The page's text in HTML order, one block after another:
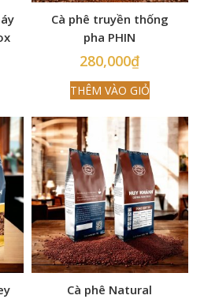
Cà phê truyền thống
pha PHIN
280,000₫
THÊM VÀO GIỎ
Cà phê Natural